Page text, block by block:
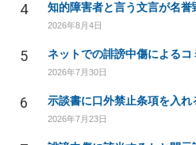
4
2026年8月4日
5
2026年7月30日
6 示談書に口外禁止条項を入れ
2026年7月23日